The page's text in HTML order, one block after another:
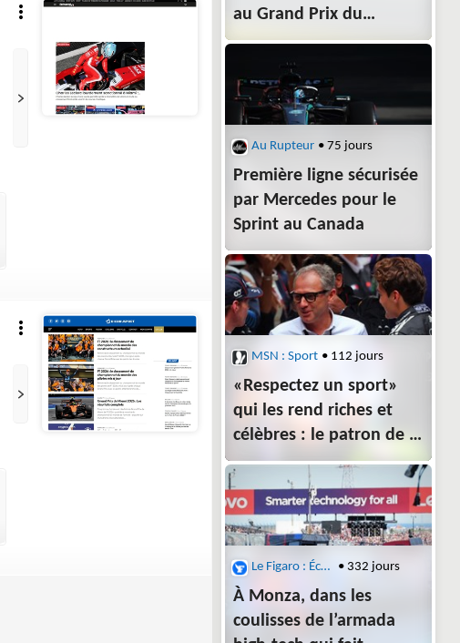
au Grand Prix du
Canada, devant Landos
Norris et Kimi Antonelli
Au Rupteur • 75 jours
Première ligne sécurisée
par Mercedes pour le
Sprint au Canada
MSN : Sport • 112 jours
«Respectez un sport»
qui les rend riches et
célèbres : le patron de la
F1 tape du poing sur la
table et recadre
les pilotes
Le Figaro : Économie • 332 jours
À Monza, dans les
coulisses de l’armada